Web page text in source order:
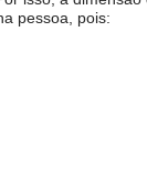
pessoa, pois: